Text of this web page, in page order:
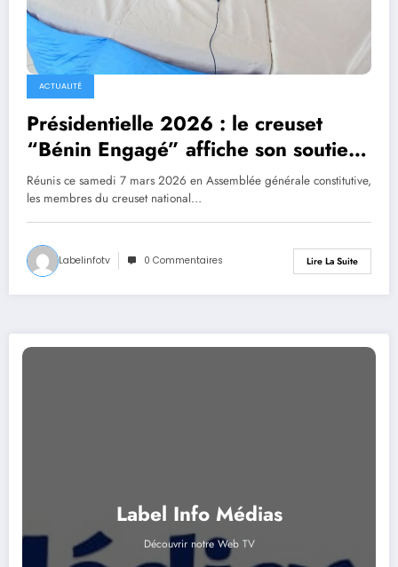
ACTUALITÉ
Présidentielle 2026 : le creuset
“Bénin Engagé” affiche son soutien
au duo Wadagni–Talata
Réunis ce samedi 7 mars 2026 en Assemblée générale constitutive,
les membres du creuset national…
Labelinfotv 0 Commentaires Lire La Suite
Label Info Médias
Découvrir notre Web TV